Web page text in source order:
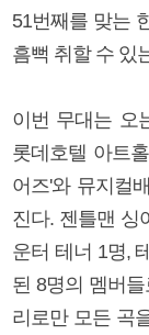
51번째를 맞는
흠뻑 취할 수 있
이번 무대는 오
롯데호텔 아트
어즈'와 뮤지컬
진다. 젠틀맨 싱
운터 테너 1명,
된 8명의 멤버
리로만 모든 곡